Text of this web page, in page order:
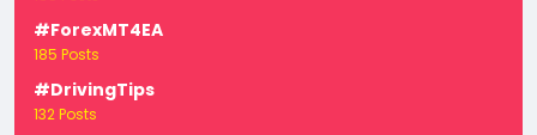
#ForexMT4EA
185 Posts
#DrivingTips
132 Posts